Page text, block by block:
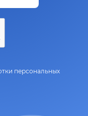
персональных